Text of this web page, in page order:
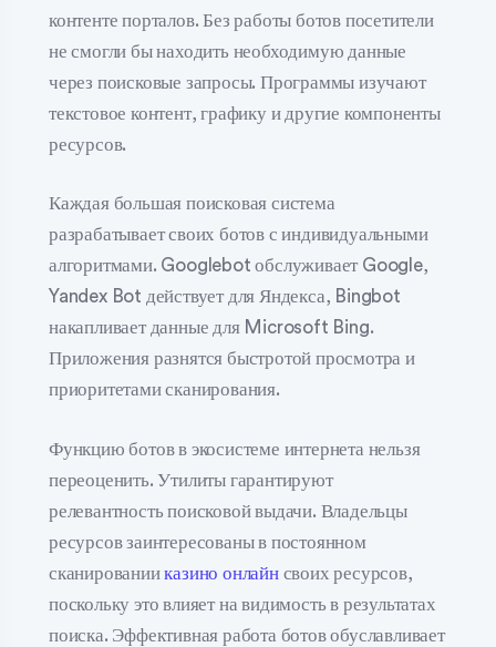
контенте порталов. Без работы ботов посетители
не смогли бы находить необходимую данные
через поисковые запросы. Программы изучают
текстовое контент, графику и другие компоненты
ресурсов.
Каждая большая поисковая система
разрабатывает своих ботов с индивидуальными
алгоритмами. Googlebot обслуживает Google,
Yandex Bot действует для Яндекса, Bingbot
накапливает данные для Microsoft Bing.
Приложения разнятся быстротой просмотра и
приоритетами сканирования.
Функцию ботов в экосистеме интернета нельзя
переоценить. Утилиты гарантируют
релевантность поисковой выдачи. Владельцы
ресурсов заинтересованы в постоянном
сканированииказино онлайнсвоих ресурсов,
поскольку это влияет на видимость в результатах
поиска. Эффективная работа ботов обуславливает